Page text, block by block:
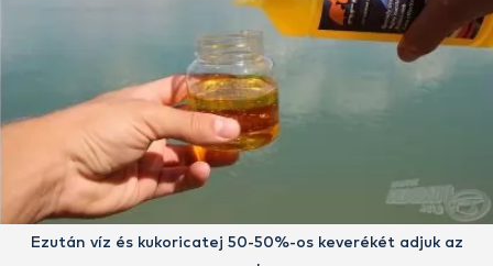
Ezután víz és kukoricatej 50-50%-os keverékét adjuk az